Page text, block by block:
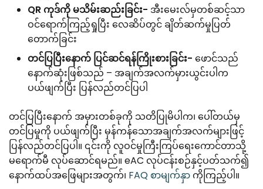
QR ကုဒ်ကို မသိမ်းဆည်းခြင်း- အီးမေးလ်မှတစ်ဆင့်သာ
ဝင်ရောက်ကြည့်ရှုပြီး လေဆိပ်တွင် ချိတ်ဆက်မှုပြတ်
တောက်ခြင်း
တင်ပြပြီးနောက် ပြင်ဆင်ရန်ကြိုးစားခြင်း- ဖောင်သည်
နောက်ဆုံးဖြစ်သည် – အချက်အလက်မှားယွင်းပါက
ပယ်ဖျက်ပြီး ပြန်လည်တင်ပြပါ
တင်ပြပြီးနောက် အမှားတစ်ခုကို သတိပြုမိပါက၊ ပေါ်တယ်မှ
တင်ပြမှုကို ပယ်ဖျက်ပြီး မှန်ကန်သောအချက်အလက်များဖြင့်
ပြန်လည်တင်ပြပါ။ ၎င်းကို လူဝင်မှုကြီးကြပ်ရေးကောင်တာသို့
မရောက်မီ လုပ်ဆောင်ရမည်။ eAC လုပ်ငန်းစဉ်နှင့်ပတ်သက်၍
နောက်ထပ်အဖြေများအတွက်၊ FAQ စာမျက်နှာ ကိုကြည့်ပါ။